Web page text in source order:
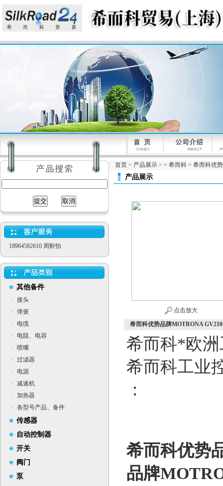
18964582610 周靳怡
其他备件
·
接头
·
弹簧
·
电缆
·
电阻、电容
·
喷嘴
·
过滤器
·
电源
·
减速机
·
加热器
·
各型号产品、备件
传感器
自动控制器
开关
阀门
泵
首页 > 产品展示 > > 希而科 > 希而科优
产品展示
点击放大
希而科优势品牌MOTRONA
希而科*欧
希而科工业
：
希而科优势
品牌